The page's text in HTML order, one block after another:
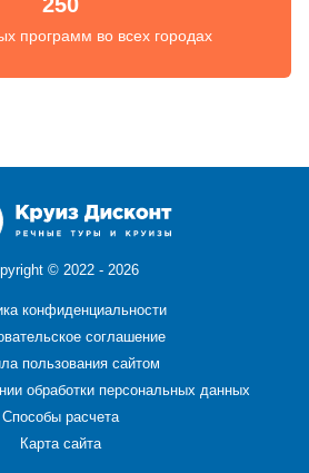
программ во всех городах
© 2022 - 2026
конфиденциальности
соглашение
пользования сайтом
обработки персональных данных
Способы расчета
Карта сайта